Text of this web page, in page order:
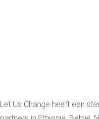
Let Us Change heeft een